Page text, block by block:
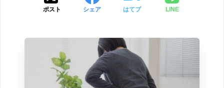
ポスト シェア はてブ LINE